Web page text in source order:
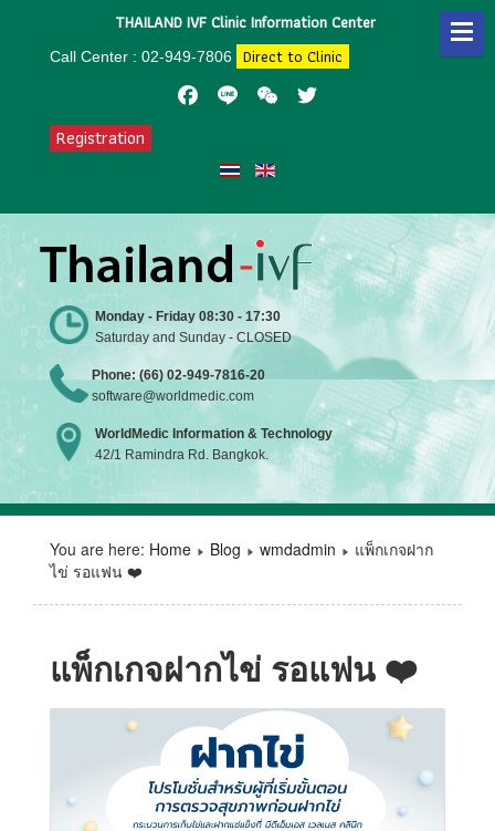
THAILAND IVF Clinic Information Center
Call Center : 02-949-7806 Direct to Clinic
Registration
Monday - Friday 08:30 - 17:30
Saturday and Sunday - CLOSED
Phone: (66) 02-949-7816-20
software@worldmedic.com
WorldMedic Information & Technology
42/1 Ramindra Rd. Bangkok.
You are here: Home Blog wmdadmin
แพ็กเกจฝาก
ไข่ รอแฟน ❤️​
แพ็กเกจฝากไข่ รอแฟน ❤️